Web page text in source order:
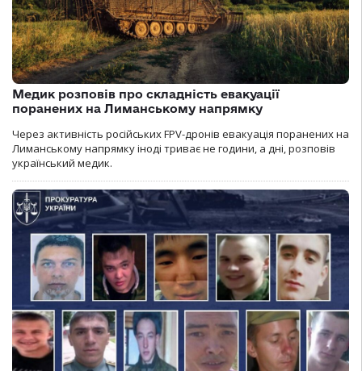
Медик розповів про складність евакуації
поранених на Лиманському напрямку
Через активність російських FPV-дронів евакуація поранених на
Лиманському напрямку іноді триває не години, а дні, розповів
український медик.